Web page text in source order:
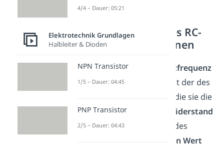
Grenzfrequenz eines RC-
Hochpasses berechnen
DieBerechnung der Grenzfrequenz
des Hochpassfilters
gleicht der des
Tiefpasses. Auch hier gibt die sie die
Frequenz an bei der der
Widerstand
und derBlindwiderstand
des
gleichen Wert
4/4 – Dauer: 05:21
Elektrotechnik Grundlagen
Halbleiter & Dioden
NPN Transistor
1/5 – Dauer: 04:45
PNP Transistor
2/5 – Dauer: 04:43